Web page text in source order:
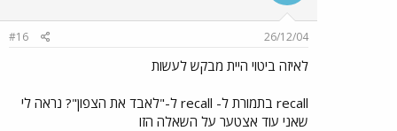
26/12/04
#16
לאיזה ביטוי היית מבקש לעשות
recall בתמורת ל- recall ל-"לאבד את הצפון"? נראה לי
שאני עוד אצטער על השאלה הזו